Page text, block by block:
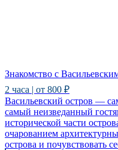
Знакомство с
2 часа | от 800 ₽
Васильевский остров —
самый неизведанный
исторической части
очарованием
острова и почувствовать